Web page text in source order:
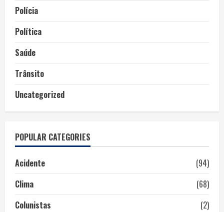
Polícia
Política
Saúde
Trânsito
Uncategorized
POPULAR CATEGORIES
Acidente
(94)
Clima
(68)
Colunistas
(2)